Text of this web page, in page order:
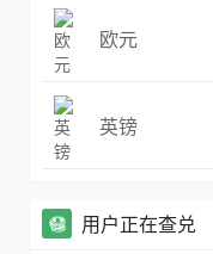
欧元
英镑
用户正在查兑